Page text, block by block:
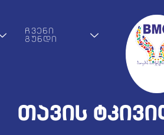
ᲩᲕᲔᲜᲘ
ᲒᲣᲜᲓᲘ
თავის